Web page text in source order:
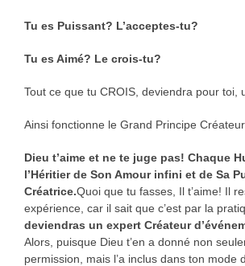
Tu es Puissant? L’acceptes-tu?
Tu es Aimé? Le crois-tu?
Tout ce que tu CROIS, deviendra pour toi,
Ainsi fonctionne le Grand Principe Créateur
Dieu t’aime et ne te juge pas! Chaque
l’Héritier de Son Amour infini et de Sa
Créatrice.Quoi que tu fasses, Il t’aime! Il
expérience, car il sait que c’est par la
deviendras un expert Créateur
Alors, puisque Dieu t’en a donné non
permission, mais l’a inclus dans ton mode